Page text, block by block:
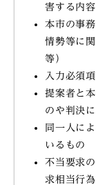
害する内
本市の事
情勢等に
等）
入力必須
提案者と
のや判決
同一人に
いるもの
不当要求
求相当行